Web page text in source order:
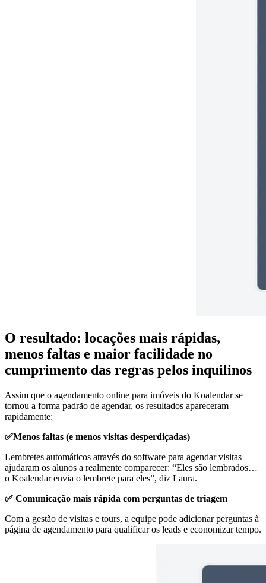
O resultado: locações mais rápidas,
menos faltas e maior facilidade no
cumprimento das regras pelos inquilinos
Assim que o agendamento online para imóveis do Koalendar se
tornou a forma padrão de agendar, os resultados apareceram
rapidamente:
✅Menos faltas (e menos visitas desperdiçadas)
Lembretes automáticos através do software para agendar visitas
ajudaram os alunos a realmente comparecer: “Eles são lembrados…
o Koalendar envia o lembrete para eles”, diz Laura.
✅ Comunicação mais rápida com perguntas de triagem
Com a gestão de visitas e tours, a equipe pode adicionar perguntas à
página de agendamento para qualificar os leads e economizar tempo.